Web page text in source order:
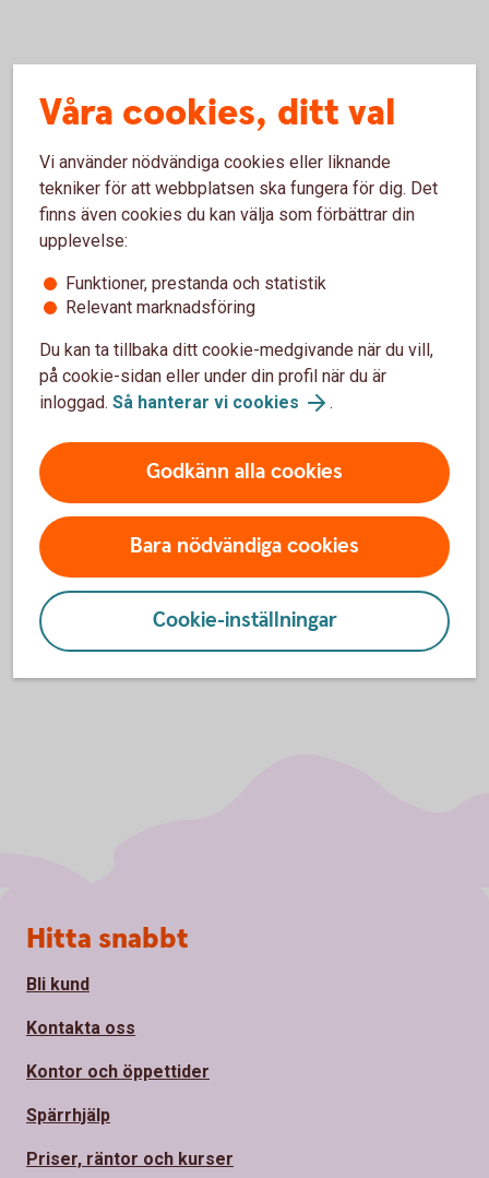
Besök oss
Välkommen till ett av våra kontor så hjälper vi dig.
godkänna cookies för Funktioner, prestanda
och statistik.
Inställningar för cookies
Våra cookies, ditt val
Vi använder nödvändiga cookies eller liknande
tekniker för att webbplatsen ska fungera för dig. Det
finns även cookies du kan välja som förbättrar din
upplevelse:
Funktioner, prestanda och statistik
Relevant marknadsföring
Du kan ta tillbaka ditt cookie-medgivande när du vill,
på cookie-sidan eller under din profil när du är
inloggad. Så hanterar vi cookies .
Godkänn alla cookies
Bara nödvändiga cookies
Cookie-inställningar
Sidfot
Hitta snabbt
Bli kund
Kontakta oss
Kontor och öppettider
Spärrhjälp
Priser, räntor och kurser